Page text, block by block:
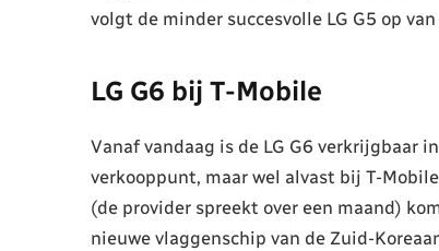
volgt de minder succesvolle LG G5 op
LG G6 bij T-Mobile
Vanaf vandaag is de LG G6 verkrijgbaar
verkooppunt, maar wel alvast bij T-
(de provider spreekt over een maand)
nieuwe vlaggenschip van de Zuid-